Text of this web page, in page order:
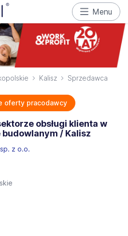
Menu
Kalisz Sprzedawca
oferty pracodawcy
obsługi klienta w
/ Kalisz
z o.o.